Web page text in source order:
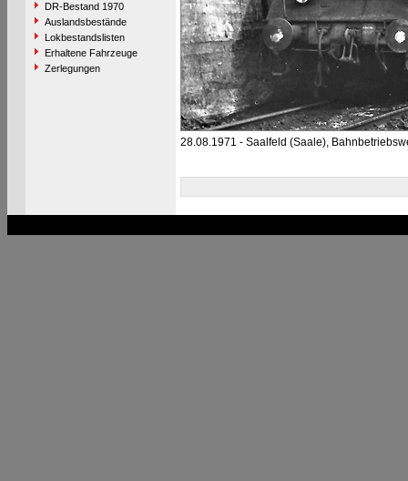
DR-Bestand 1970
Auslandsbestände
Lokbestandslisten
Erhaltene Fahrzeuge
Zerlegungen
28.08.1971 - Saalfeld (Saale),